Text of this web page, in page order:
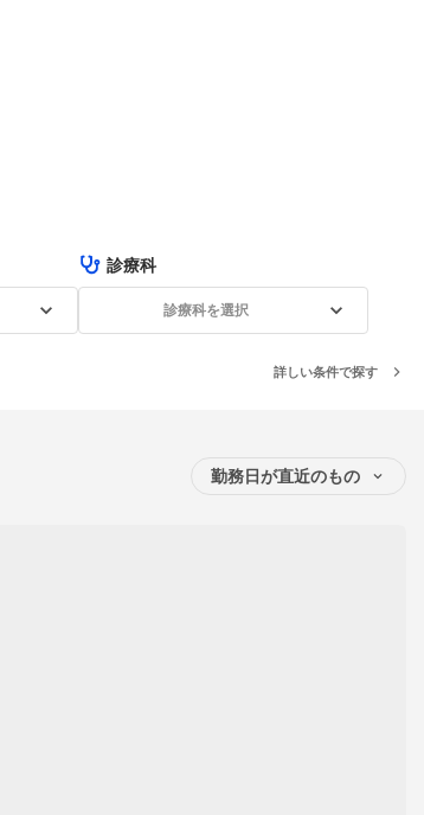
診療科
診療科を選択
詳しい条件で探す
勤務日が直近のもの